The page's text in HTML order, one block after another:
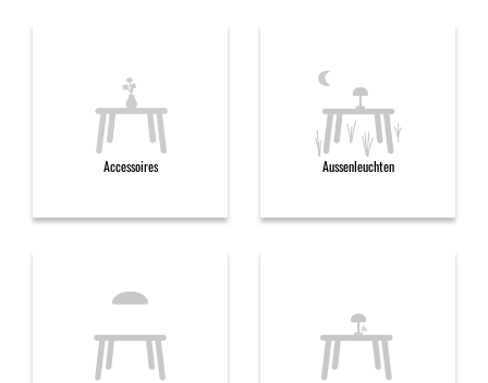
Accessoires Aussenleuchten